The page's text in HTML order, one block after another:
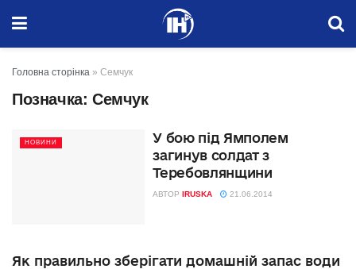
Головна сторінка » Семчук
Позначка: Семчук
НОВИНИ
У бою під Ямполем
загинув солдат з
Теребовлянщини
АВТОР IRUSKA 21.06.2014
Як правильно зберігати домашній запас води